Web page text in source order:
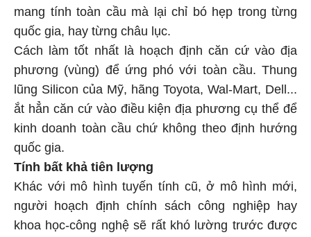
mang tính toàn cầu mà lại chỉ bó hẹp trong từng
quốc gia, hay từng châu lục.
Cách làm tốt nhất là hoạch định căn cứ vào địa
phương (vùng) để ứng phó với toàn cầu. Thung
lũng Silicon của Mỹ, hãng Toyota, Wal-Mart, Dell...
ắt hẳn căn cứ vào điều kiện địa phương cụ thể để
kinh doanh toàn cầu chứ không theo định hướng
quốc gia.
Tính bất khả tiên lượng
Khác với mô hình tuyến tính cũ, ở mô hình mới,
người hoạch định chính sách công nghiệp hay
khoa học-công nghệ sẽ rất khó lường trước được